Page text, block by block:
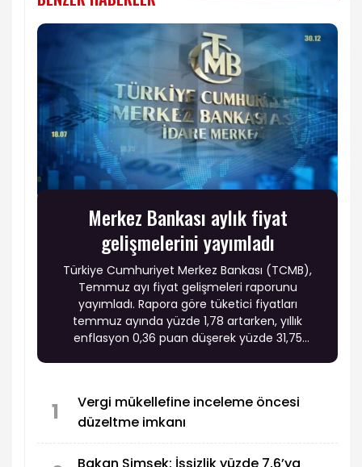
Merkez Bankası aylık fiyat
gelişmelerini yayımladı
Türkiye Cumhuriyet Merkez Bankası (TCMB),
Temmuz ayı fiyat gelişmeleri raporunu
yayımladı. Rapora göre tüketici fiyatları
temmuz ayında yüzde 1,78 artarken, yıllık
enflasyon 0,36 puan düşerek yüzde 31,75
görünümünde belirleyici oldu.
1
Vergi mükellefine inceleme öncesi
düzeltme imkanı